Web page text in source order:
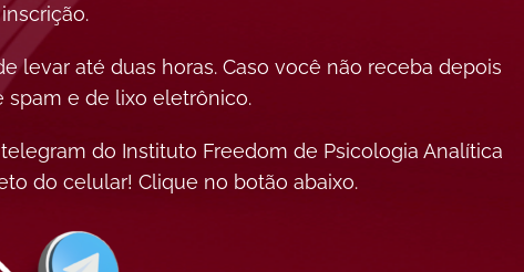
levar até duas horas. Caso você não receba depois
spam e de lixo eletrônico.
do Instituto Freedom de Psicologia Analítica
do celular! Clique no botão abaixo.